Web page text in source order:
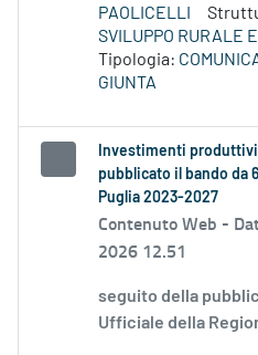
PAOLICELLI
SVILUPPO RURALE
Tipologia:
GIUNTA
Investimenti
pubblicato il bando da
Puglia 2023-2027
Contenuto Web -
2026 12.51
seguito della
Ufficiale della